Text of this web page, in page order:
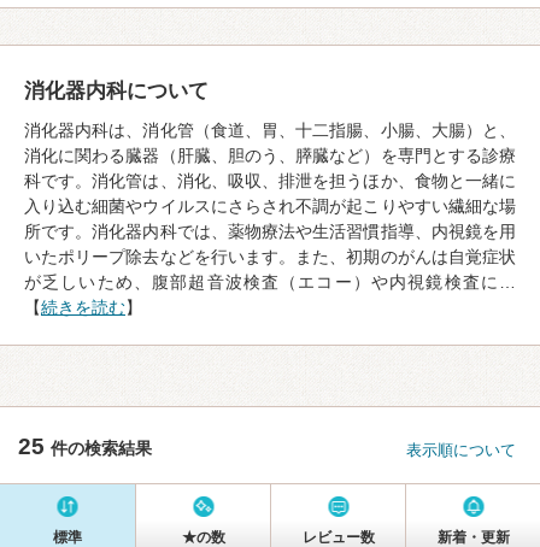
消化器内科について
消化器内科は、消化管（食道、胃、十二指腸、小腸、大腸）と、
消化に関わる臓器（肝臓、胆のう、膵臓など）を専門とする診療
科です。消化管は、消化、吸収、排泄を担うほか、食物と一緒に
入り込む細菌やウイルスにさらされ不調が起こりやすい繊細な場
所です。消化器内科では、薬物療法や生活習慣指導、内視鏡を用
いたポリープ除去などを行います。また、初期のがんは自覚症状
が乏しいため、腹部超音波検査（エコー）や内視鏡検査に…
【続きを読む】
25 件の検索結果 表示順について
標準 ★の数 レビュー数 新着・更新